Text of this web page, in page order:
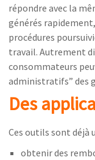
répondre avec la
générés
procédures
travail. Autrement
consommateurs
administratifs” des
Des
Ces outils sont déjà
obtenir des